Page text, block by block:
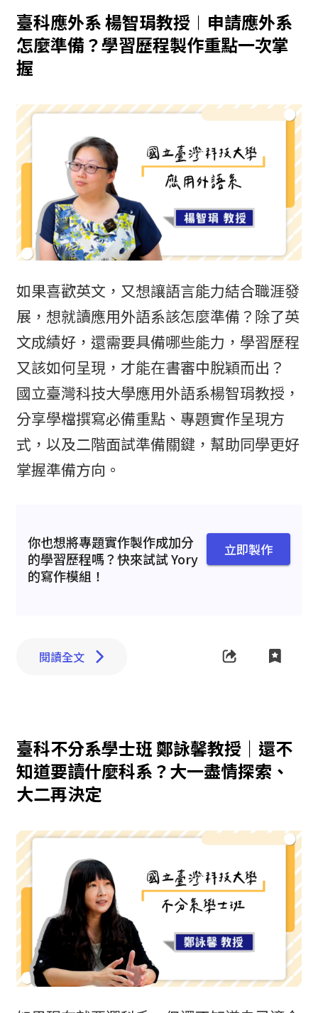
臺科應外系 楊智琄教授︱申請應外系
怎麼準備？學習歷程製作重點一次掌
握
如果喜歡英文，又想讓語言能力結合職涯發
展，想就讀應用外語系該怎麼準備？除了英
文成績好，還需要具備哪些能力，學習歷程
又該如何呈現，才能在書審中脫穎而出？
國立臺灣科技大學應用外語系楊智琄教授，
分享學檔撰寫必備重點、專題實作呈現方
式，以及二階面試準備關鍵，幫助同學更好
掌握準備方向。
你也想將專題實作製作成加分
的學習歷程嗎？快來試試 Yory
的寫作模組！
立即製作
閱讀全文
臺科不分系學士班 鄭詠馨教授｜還不
知道要讀什麼科系？大一盡情探索、
大二再決定